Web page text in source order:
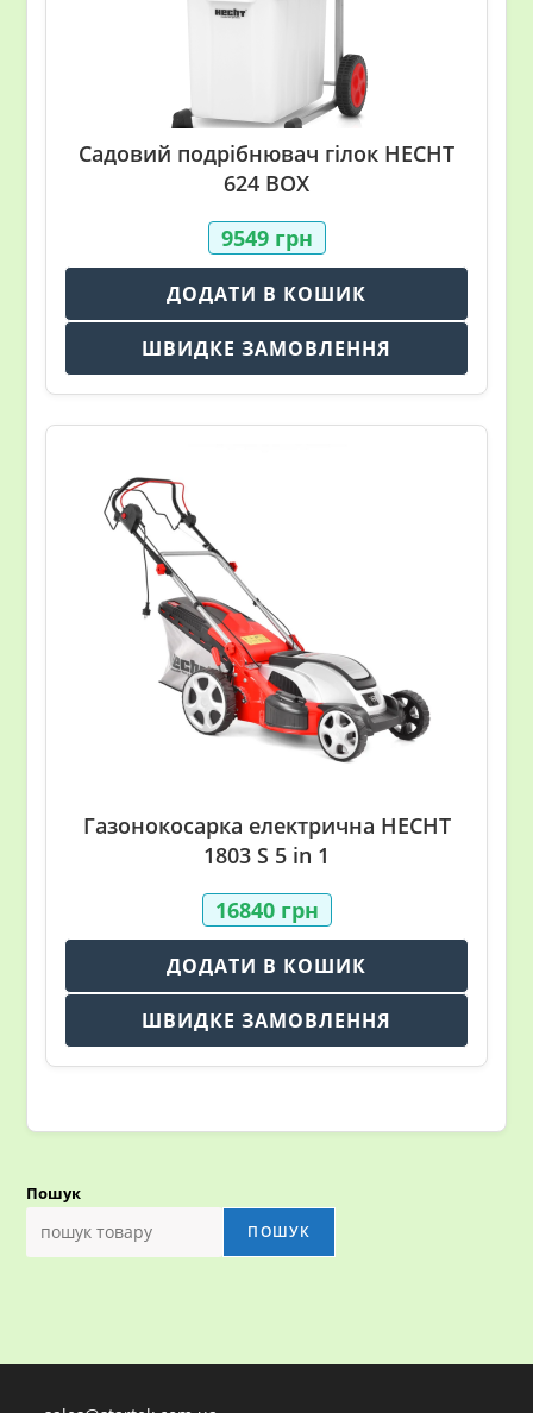
Садовий подрібнювач гілок HECHT
624 BOX
9549 грн
ДОДАТИ В КОШИК
ШВИДКЕ ЗАМОВЛЕННЯ
Газонокосарка електрична HECHT
1803 S 5 in 1
16840 грн
ДОДАТИ В КОШИК
ШВИДКЕ ЗАМОВЛЕННЯ
Пошук
ПОШУК